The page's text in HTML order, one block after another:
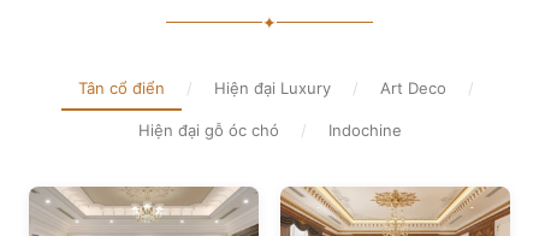
✦
Tân cổ điển / Hiện đại Luxury / Art Deco /
Hiện đại gỗ óc chó / Indochine